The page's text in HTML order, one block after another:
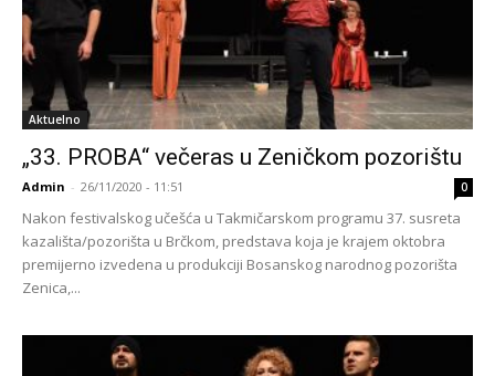
Aktuelno
„33. PROBA“ večeras u Zeničkom pozorištu
Admin - 26/11/2020 - 11:51 0
Nakon festivalskog učešća u Takmičarskom programu 37. susreta
kazališta/pozorišta u Brčkom, predstava koja je krajem oktobra
premijerno izvedena u produkciji Bosanskog narodnog pozorišta
Zenica,...